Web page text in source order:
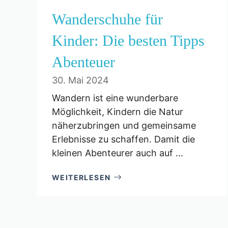
Wanderschuhe für
Kinder: Die besten Tipps
Abenteuer
30. Mai 2024
Wandern ist eine wunderbare
Möglichkeit, Kindern die Natur
näherzubringen und gemeinsame
Erlebnisse zu schaffen. Damit die
kleinen Abenteurer auch auf ...
WEITERLESEN